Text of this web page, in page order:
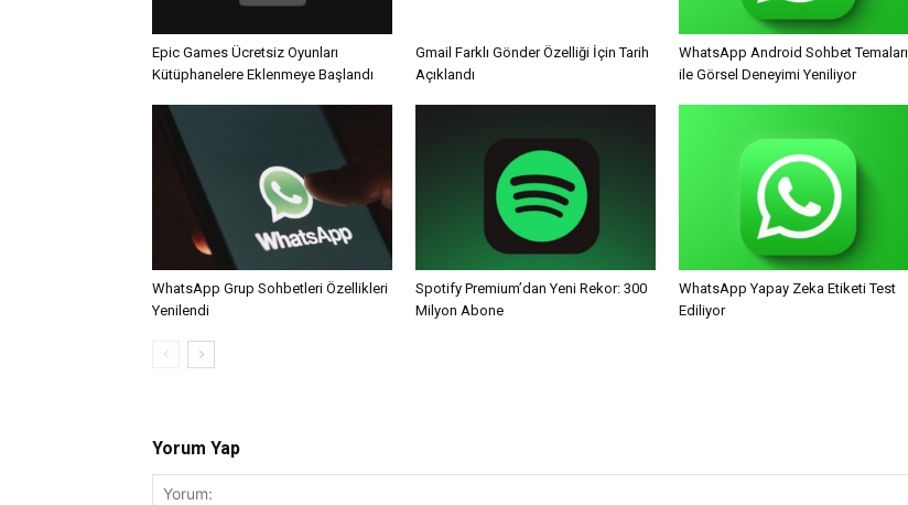
Epic Games Ücretsiz Oyunları
Kütüphanelere Eklenmeye Başlandı
Gmail Farklı Gönder Özelliği İçin Tarih
Açıklandı
WhatsApp Android Sohbet Temaları
ile Görsel Deneyimi Yeniliyor
WhatsApp Grup Sohbetleri Özellikleri
Yenilendi
Spotify Premium’dan Yeni Rekor: 300
Milyon Abone
WhatsApp Yapay Zeka Etiketi Test
Ediliyor
Yorum Yap